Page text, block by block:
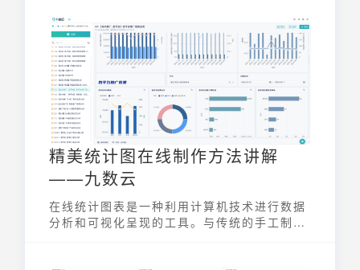
精美统计图在线制作方法讲解
——九数云
在线统计图表是一种利用计算机技术进行数据
分析和可视化呈现的工具。与传统的手工制作